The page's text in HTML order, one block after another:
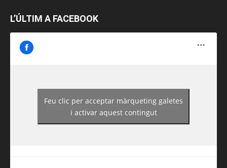
L’ÚLTIM A FACEBOOK
https://www.facebook.com/guiadereus/
Feu clic per acceptar màrqueting galetes
i activar aquest contingut